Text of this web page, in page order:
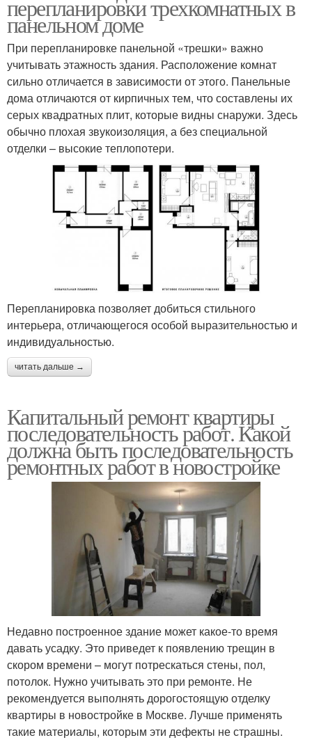
перепланировки трехкомнатных в
панельном доме
При перепланировке панельной «трешки» важно
учитывать этажность здания. Расположение комнат
сильно отличается в зависимости от этого. Панельные
дома отличаются от кирпичных тем, что составлены их
серых квадратных плит, которые видны снаружи. Здесь
обычно плохая звукоизоляция, а без специальной
отделки – высокие теплопотери.
Перепланировка позволяет добиться стильного
интерьера, отличающегося особой выразительностью и
индивидуальностью.
читать дальше →
Капитальный ремонт квартиры
последовательность работ. Какой
должна быть последовательность
ремонтных работ в новостройке
Недавно построенное здание может какое-то время
давать усадку. Это приведет к появлению трещин в
скором времени – могут потрескаться стены, пол,
потолок. Нужно учитывать это при ремонте. Не
рекомендуется выполнять дорогостоящую отделку
квартиры в новостройке в Москве. Лучше применять
такие материалы, которым эти дефекты не страшны.